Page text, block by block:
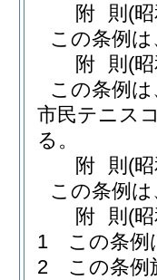
附 則 (
この条例
附 則 (
この条例
市民テニス
る。
附 則 (
この条例
附 則 (
1
この条例
2
この条例